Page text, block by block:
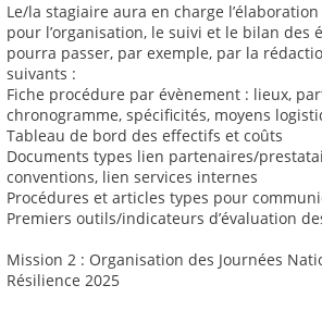
Le/la stagiaire aura en charge
pour l’organisation, le suivi et le bilan des
pourra passer, par exemple, par la
suivants :
Fiche procédure par évènement : lieux,
chronogramme, spécificités, moyens
Tableau de bord des effectifs et coûts
Documents types lien partenaires/
conventions, lien services internes
Procédures et articles types pour
Premiers outils/indicateurs d’évaluation
Mission 2 : Organisation des Journées
Résilience 2025